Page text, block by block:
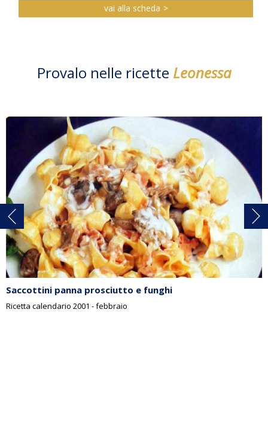
vai alla scheda
Provalo nelle ricette Leonessa
Saccottini panna prosciutto e funghi
Ricetta calendario 2001 - febbraio